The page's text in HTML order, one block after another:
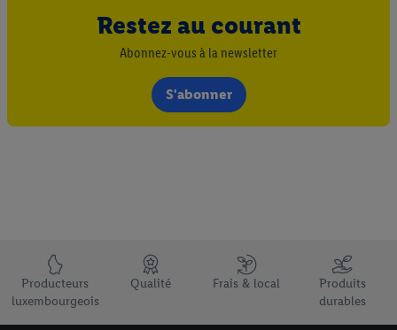
Restez au courant
Abonnez-vous à la newsletter
S'abonner
Élément du pied de page avec les USPs de Lidl Luxembourg
Producteurs
luxembourgeois
Qualité Frais & local
Produits
durables